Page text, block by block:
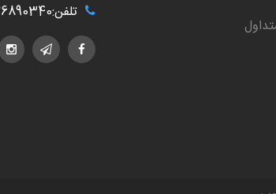
تلفن:09126890340 – 02166971469